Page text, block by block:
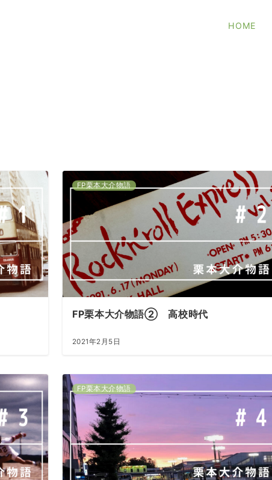
HOME
FP栗本大介物語
FP栗本大介物語② 高校時代
2021年2月5日
FP栗本大介物語